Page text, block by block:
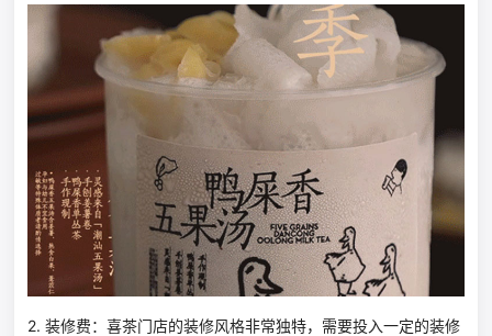
2. 装修费：喜茶门店的装修风格非常独特，需要投入一定的装修